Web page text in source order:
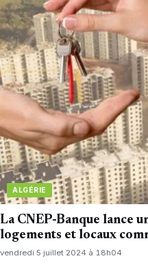
ALGÉRIE
La CNEP-Banque lance
logements et locaux
vendredi 5 juillet 2024 à 18h04